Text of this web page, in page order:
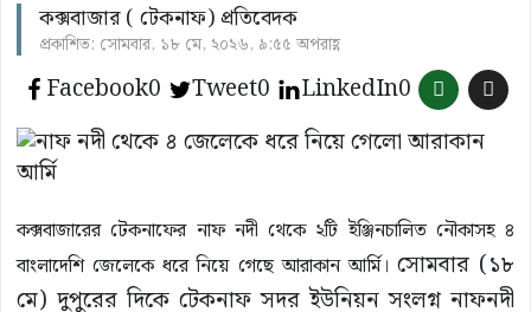
কক্সবাজার ( টেকনাফ) প্রতিবেদক
প্রকাশিত: সোমবার, ১৮ মে, ২০২৬, ৯:৫৫ অপরাহ্ণ
Facebook0 Tweet0 LinkedIn0
কক্সবাজারের টেকনাফের নাফ নদী থেকে ২টি ইঞ্জিনচালিত নৌকাসহ ৪
বাংলাদেশি জেলেকে ধরে নিয়ে গেছে আরাকান আর্মি। সোমবার (১৮
মে) দুপুরের দিকে টেকনাফ সদর ইউনিয়ন সংলগ্ন নাফনদী